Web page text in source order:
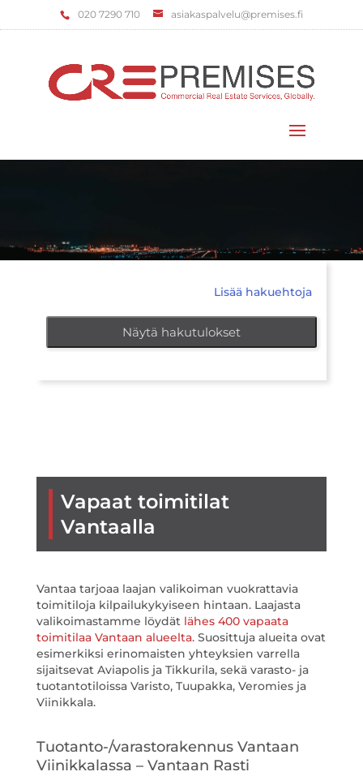
‌020 7290 710 asiakaspalvelu@premises.fi
Lisää hakuehtoja
Näytä hakutulokset
Vapaat toimitilat
Vantaalla
Vantaa tarjoaa laajan valikoiman vuokrattavia
toimitiloja kilpailukykyiseen hintaan. Laajasta
valikoimastamme löydät lähes 400 vapaata
toimitilaa Vantaan alueelta.Suosittuja alueita ovat
esimerkiksi erinomaisten yhteyksien varrella
sijaitsevat Aviapolis ja Tikkurila, sekä varasto- ja
tuotantotiloissa Varisto, Tuupakka, Veromies ja
Viinikkala.
Tuotanto-/varastorakennus Vantaan
Viinikkalassa – Vantaan Rasti